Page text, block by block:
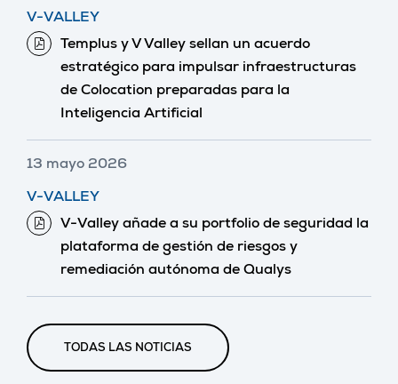
V-VALLEY
Templus y V Valley sellan un acuerdo
estratégico para impulsar infraestructuras
de Colocation preparadas para la
Inteligencia Artificial
13 mayo 2026
V-VALLEY
V-Valley añade a su portfolio de seguridad la
plataforma de gestión de riesgos y
remediación autónoma de Qualys
TODAS LAS NOTICIAS